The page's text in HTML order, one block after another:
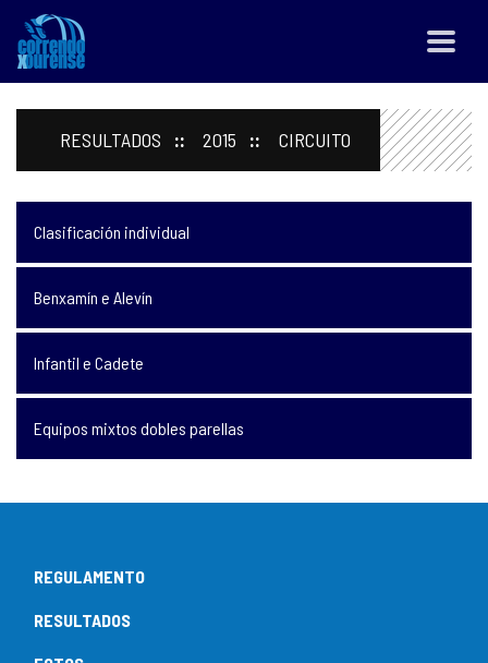
RESULTADOS 2015 CIRCUITO
Clasificación individual
Benxamín e Alevín
Infantil e Cadete
Equipos mixtos dobles parellas
REGULAMENTO
RESULTADOS